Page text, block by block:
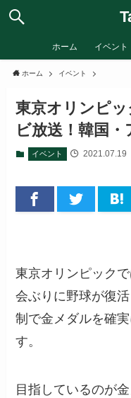
ホーム イベント
ホーム イベント
東京オリンピ
ビ放送！韓国
イベント 2021.07.19
東京オリンピック
会ぶりに野球が復
制で金メダルを確
す。
目指しているのが